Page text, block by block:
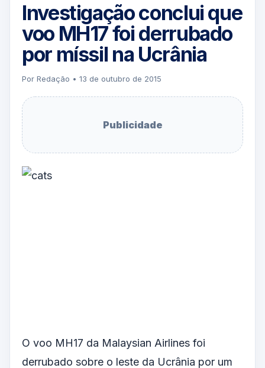
Investigação conclui que
voo MH17 foi derrubado
por míssil na Ucrânia
Por Redação • 13 de outubro de 2015
Publicidade
O voo MH17 da Malaysian Airlines foi
derrubado sobre o leste da Ucrânia por um